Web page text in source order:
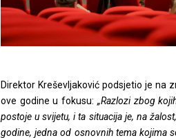
Direktor Kreševljaković podsjetio je na
ove godine u fokusu: „Razlozi zbog
postoje u svijetu, i ta situacija je, na
godine, jedna od osnovnih tema kojima